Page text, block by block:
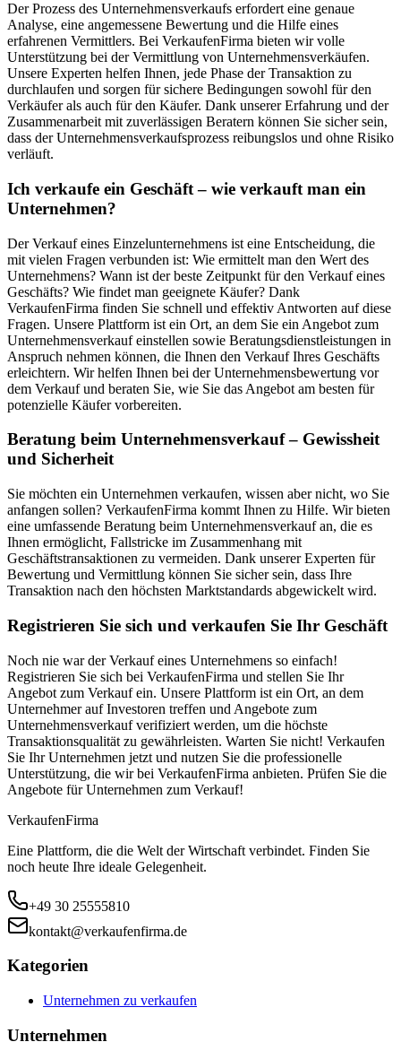
Der Prozess des Unternehmensverkaufs erfordert eine genaue
Analyse, eine angemessene Bewertung und die Hilfe eines
erfahrenen Vermittlers. Bei VerkaufenFirma bieten wir volle
Unterstützung bei der Vermittlung von Unternehmensverkäufen.
Unsere Experten helfen Ihnen, jede Phase der Transaktion zu
durchlaufen und sorgen für sichere Bedingungen sowohl für den
Verkäufer als auch für den Käufer. Dank unserer Erfahrung und der
Zusammenarbeit mit zuverlässigen Beratern können Sie sicher sein,
dass der Unternehmensverkaufsprozess reibungslos und ohne Risiko
verläuft.
Ich verkaufe ein Geschäft – wie verkauft man ein
Unternehmen?
Der Verkauf eines Einzelunternehmens ist eine Entscheidung, die
mit vielen Fragen verbunden ist: Wie ermittelt man den Wert des
Unternehmens? Wann ist der beste Zeitpunkt für den Verkauf eines
Geschäfts? Wie findet man geeignete Käufer? Dank
VerkaufenFirma finden Sie schnell und effektiv Antworten auf diese
Fragen. Unsere Plattform ist ein Ort, an dem Sie ein Angebot zum
Unternehmensverkauf einstellen sowie Beratungsdienstleistungen in
Anspruch nehmen können, die Ihnen den Verkauf Ihres Geschäfts
erleichtern. Wir helfen Ihnen bei der Unternehmensbewertung vor
dem Verkauf und beraten Sie, wie Sie das Angebot am besten für
potenzielle Käufer vorbereiten.
Beratung beim Unternehmensverkauf – Gewissheit
und Sicherheit
Sie möchten ein Unternehmen verkaufen, wissen aber nicht, wo Sie
anfangen sollen? VerkaufenFirma kommt Ihnen zu Hilfe. Wir bieten
eine umfassende Beratung beim Unternehmensverkauf an, die es
Ihnen ermöglicht, Fallstricke im Zusammenhang mit
Geschäftstransaktionen zu vermeiden. Dank unserer Experten für
Bewertung und Vermittlung können Sie sicher sein, dass Ihre
Transaktion nach den höchsten Marktstandards abgewickelt wird.
Registrieren Sie sich und verkaufen Sie Ihr Geschäft
Noch nie war der Verkauf eines Unternehmens so einfach!
Registrieren Sie sich bei VerkaufenFirma und stellen Sie Ihr
Angebot zum Verkauf ein. Unsere Plattform ist ein Ort, an dem
Unternehmer auf Investoren treffen und Angebote zum
Unternehmensverkauf verifiziert werden, um die höchste
Transaktionsqualität zu gewährleisten. Warten Sie nicht! Verkaufen
Sie Ihr Unternehmen jetzt und nutzen Sie die professionelle
Unterstützung, die wir bei VerkaufenFirma anbieten. Prüfen Sie die
Angebote für Unternehmen zum Verkauf!
VerkaufenFirma
Eine Plattform, die die Welt der Wirtschaft verbindet. Finden Sie
noch heute Ihre ideale Gelegenheit.
+49 30 25555810
kontakt@verkaufenfirma.de
Kategorien
Unternehmen zu verkaufen
Unternehmen